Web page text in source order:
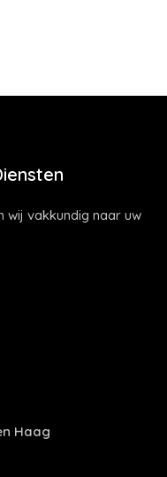
wij vakkundig naar uw
Haag